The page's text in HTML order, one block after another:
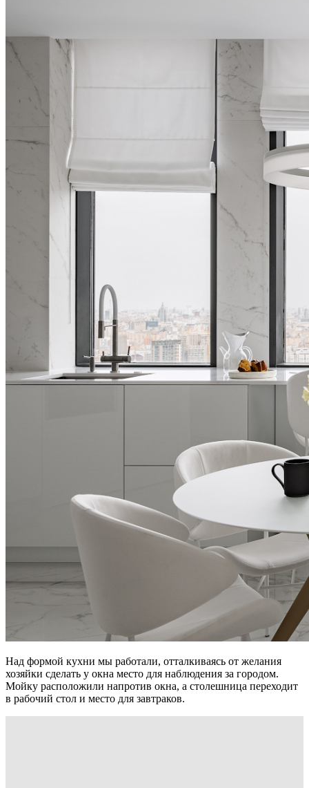
Над формой кухни мы работали, отталкиваясь от желания
хозяйки сделать у окна место для наблюдения за городом.
Мойку расположили напротив окна, а столешница переходит
в рабочий стол и место для завтраков.